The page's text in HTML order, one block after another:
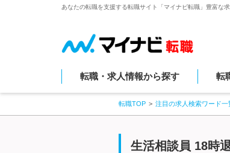
あなたの転職を支援する転職サイト「マイナビ転職」豊富な
転職・求人情報から探す 転
転職TOP 注目の求人検索ワード一
生活相談員 18時